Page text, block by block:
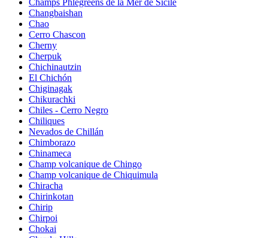
Changbaishan
Chao
Cerro Chascon
Cherny
Cherpuk
Chichinautzin
El Chichón
Chiginagak
Chikurachki
Chiles - Cerro Negro
Chiliques
Nevados de Chillán
Chimborazo
Chinameca
Champ volcanique de Chingo
Champ volcanique de Chiquimula
Chiracha
Chirinkotan
Chirip
Chirpoi
Chokai